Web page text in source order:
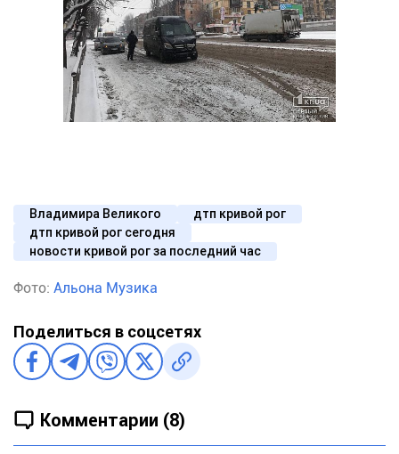
Владимира Великого
дтп кривой рог
дтп кривой рог сегодня
новости кривой рог за последний час
Фото: Альона Музика
Поделиться в соцсетях
Комментарии (8)